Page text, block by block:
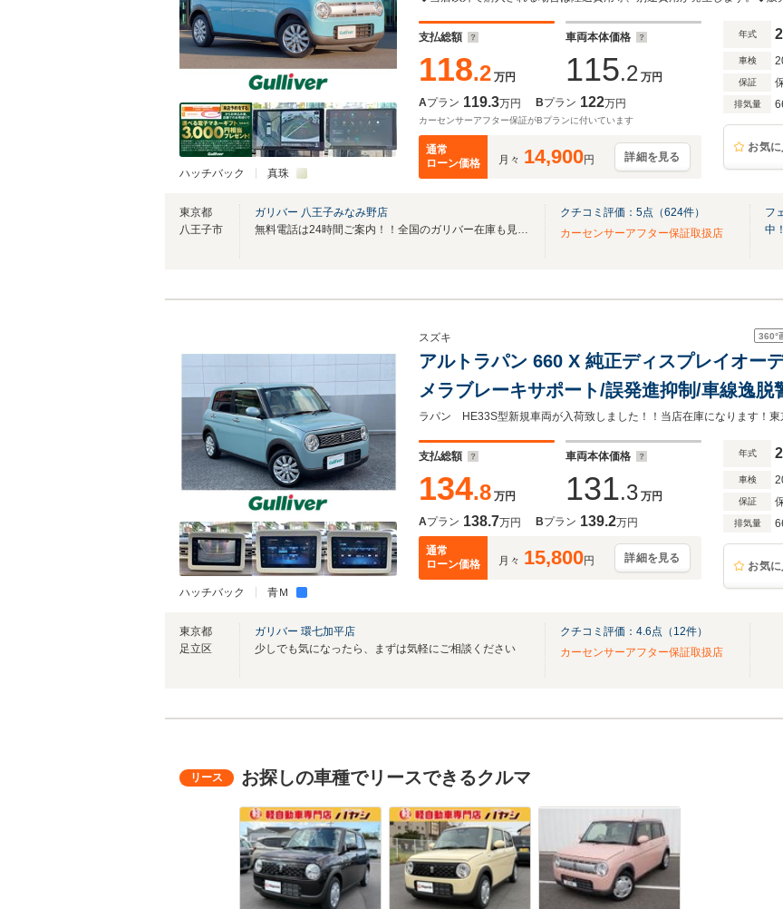
ハッチバック 真珠
イール
支払総額
118.2 万円
車両本体価格
115.2 万円
Aプラン 119.3万円 Bプラン 122万円
カーセンサーアフター保証がBプランに付いています
通常
ローン価格
月々 14,900円 詳細を見る
年式
車検
保証
排気量
お気
東京都
八王子市
ガリバー 八王子みなみ野店
無料電話は24時間ご案内！！全国のガリバー在庫も見たい方は一括照会が可能です！
クチコミ評価： 5点（624件）
カーセンサーアフター保証取扱店
フ
中！
ハッチバック 青Ｍ
360°
スズキ
アルトラパン 660 X 純正ディスプレイオー
メラブレーキサポート/誤発進抑制/車線逸
アパーキングセンサー/ハイビームアシスト/
ー
支払総額
134.8 万円
車両本体価格
131.3 万円
Aプラン 138.7万円 Bプラン 139.2万円
通常
ローン価格
月々 15,800円 詳細を見る
年式
車検
保証
排気量
お気
東京都
足立区
ガリバー 環七加平店
少しでも気になったら、まずは気軽にご相談ください
クチコミ評価： 4.6点（ 12件）
カーセンサーアフター保証取扱店
お探しの車種でリースできるクルマ